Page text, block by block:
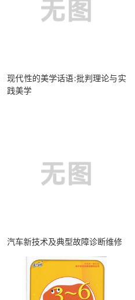
现代性的美学话语:批判理论与实
践美学
汽车新技术及典型故障诊断维修